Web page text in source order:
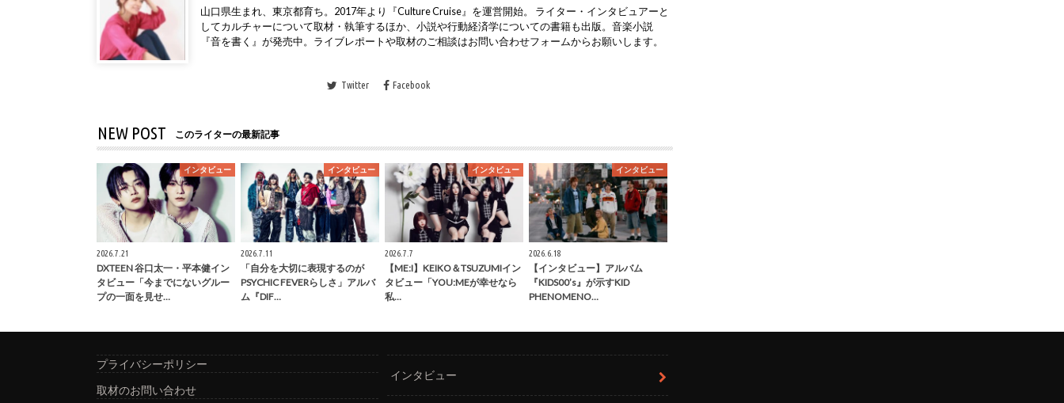
山口県生まれ、東京都育ち。2017年より『Culture Cruise』を運営開始。 ライター・インタビュアーと
してカルチャーについて取材・執筆するほか、小説や行動経済学についての書籍も出版。音楽小説
『音を書く』が発売中。ライブレポートや取材のご相談はお問い合わせフォームからお願いします。
Twitter Facebook
NEW POST このライターの最新記事
インタビュー
2026.7.21
DXTEEN 谷口太一・平本健イン
タビュー「今までにないグルー
プの一面を見せ…
インタビュー
2026.7.11
「自分を大切に表現するのが
PSYCHIC FEVERらしさ」アルバ
ム『DIF…
インタビュー
2026.7.7
【ME:I】KEIKO＆TSUZUMIイン
タビュー「YOU:MEが幸せなら
私…
インタビュー
2026.6.18
【インタビュー】アルバム
『KIDS00’s』が示すKID
PHENOMENO…
プライバシーポリシー
取材のお問い合わせ
インタビュー